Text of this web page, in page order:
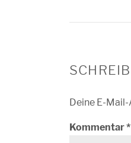
Deine E-
Kommentar*